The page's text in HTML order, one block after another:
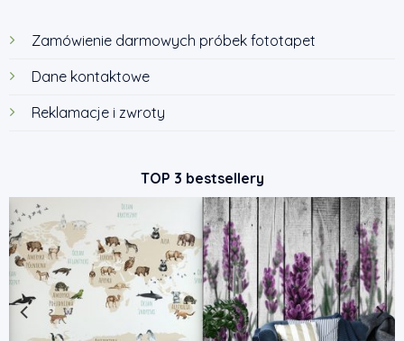
Zamówienie darmowych próbek fototapet
Dane kontaktowe
Reklamacje i zwroty
TOP 3 bestsellery